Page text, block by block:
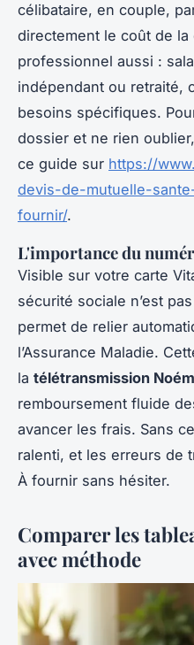
célibataire, en couple,
directement le coût de
professionnel aussi :
indépendant ou retraité,
besoins spécifiques.
dossier et ne rien
ce guide sur https://
devis-de-mutuelle-
fournir/.
L'importance du
Visible sur votre carte
sécurité sociale n’est
permet de relier
l’Assurance Maladie.
la télétransmission
remboursement fluide
avancer les frais. Sans
ralenti, et les erreurs de
À fournir sans hésiter.
Comparer les
avec méthode